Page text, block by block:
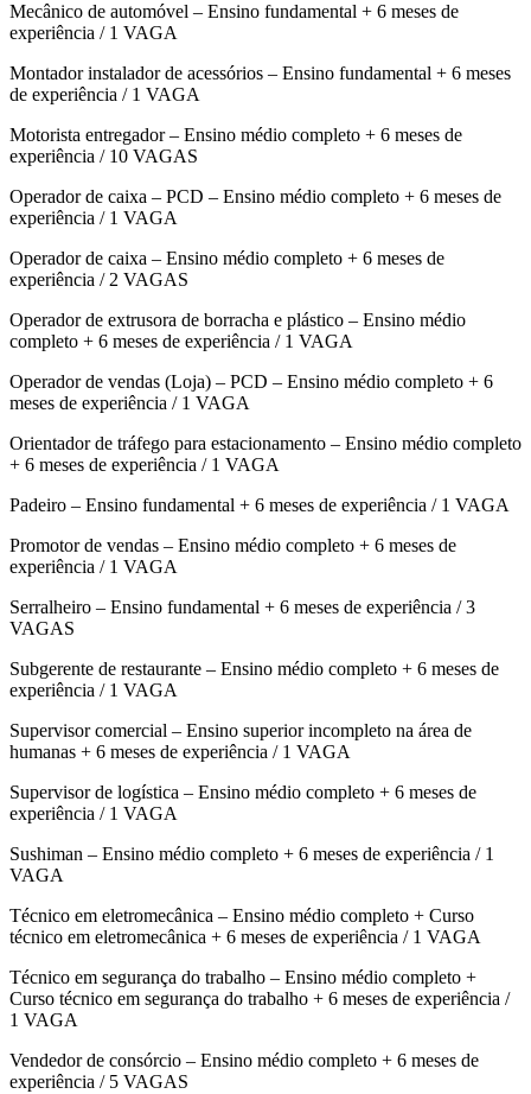
Mecânico de automóvel – Ensino fundamental + 6 meses de
experiência / 1 VAGA
Montador instalador de acessórios – Ensino fundamental + 6 meses
de experiência / 1 VAGA
Motorista entregador – Ensino médio completo + 6 meses de
experiência / 10 VAGAS
Operador de caixa – PCD – Ensino médio completo + 6 meses de
experiência / 1 VAGA
Operador de caixa – Ensino médio completo + 6 meses de
experiência / 2 VAGAS
Operador de extrusora de borracha e plástico – Ensino médio
completo + 6 meses de experiência / 1 VAGA
Operador de vendas (Loja) – PCD – Ensino médio completo + 6
meses de experiência / 1 VAGA
Orientador de tráfego para estacionamento – Ensino médio completo
+ 6 meses de experiência / 1 VAGA
Padeiro – Ensino fundamental + 6 meses de experiência / 1 VAGA
Promotor de vendas – Ensino médio completo + 6 meses de
experiência / 1 VAGA
Serralheiro – Ensino fundamental + 6 meses de experiência / 3
VAGAS
Subgerente de restaurante – Ensino médio completo + 6 meses de
experiência / 1 VAGA
Supervisor comercial – Ensino superior incompleto na área de
humanas + 6 meses de experiência / 1 VAGA
Supervisor de logística – Ensino médio completo + 6 meses de
experiência / 1 VAGA
Sushiman – Ensino médio completo + 6 meses de experiência / 1
VAGA
Técnico em eletromecânica – Ensino médio completo + Curso
técnico em eletromecânica + 6 meses de experiência / 1 VAGA
Técnico em segurança do trabalho – Ensino médio completo +
Curso técnico em segurança do trabalho + 6 meses de experiência /
1 VAGA
Vendedor de consórcio – Ensino médio completo + 6 meses de
experiência / 5 VAGAS